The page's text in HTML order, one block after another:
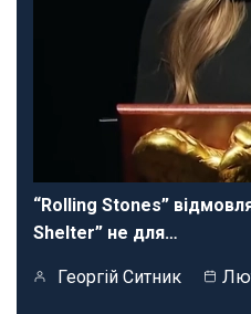
“Rolling Stones”
Shelter” не для…
Георгій Ситник